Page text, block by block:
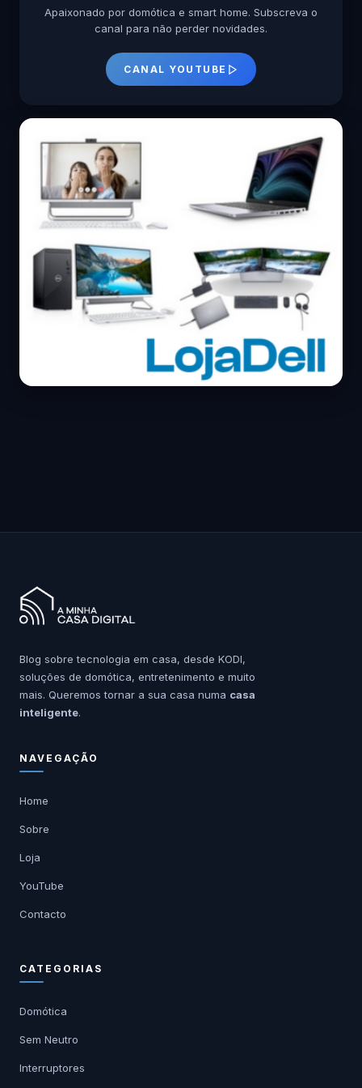
Apaixonado por domótica e smart home. Subscreva o
canal para não perder novidades.
CANAL YOUTUBE
Blog sobre tecnologia em casa, desde KODI,
soluções de domótica, entretenimento e muito
mais. Queremos tornar a sua casa numa casa
inteligente.
NAVEGAÇÃO
Home
Sobre
Loja
YouTube
Contacto
CATEGORIAS
Domótica
Sem Neutro
Interruptores